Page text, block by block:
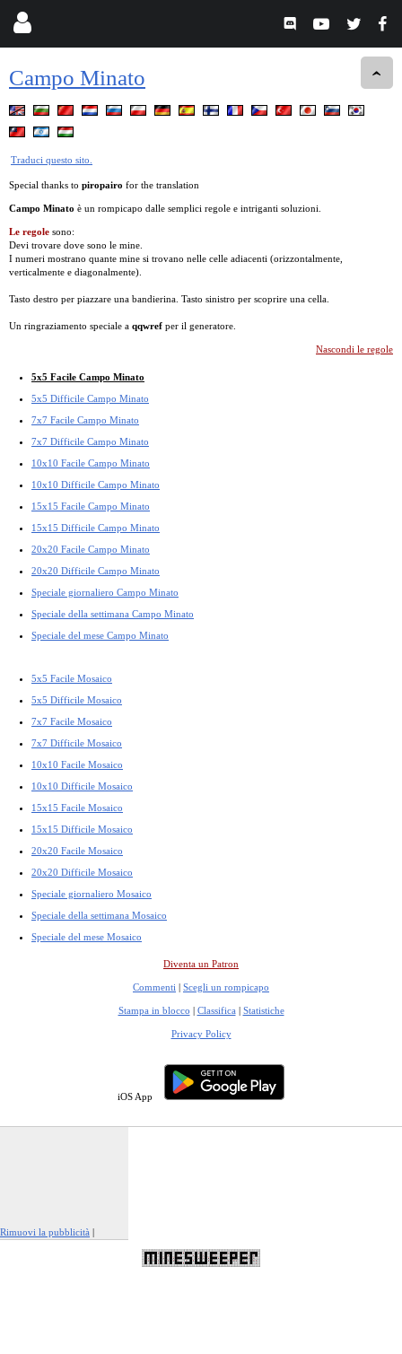
Campo Minato
Traduci questo sito.
Special thanks to piropairo for the translation
Campo Minato è un rompicapo dalle semplici regole e intriganti soluzioni.
Le regole sono:
Devi trovare dove sono le mine.
I numeri mostrano quante mine si trovano nelle celle adiacenti (orizzontalmente,
verticalmente e diagonalmente).
Tasto destro per piazzare una bandierina. Tasto sinistro per scoprire una cella.
Un ringraziamento speciale a qqwref per il generatore.
Nascondi le regole
5x5 Facile Campo Minato
5x5 Difficile Campo Minato
7x7 Facile Campo Minato
7x7 Difficile Campo Minato
10x10 Facile Campo Minato
10x10 Difficile Campo Minato
15x15 Facile Campo Minato
15x15 Difficile Campo Minato
20x20 Facile Campo Minato
20x20 Difficile Campo Minato
Speciale giornaliero Campo Minato
Speciale della settimana Campo Minato
Speciale del mese Campo Minato
5x5 Facile Mosaico
5x5 Difficile Mosaico
7x7 Facile Mosaico
7x7 Difficile Mosaico
10x10 Facile Mosaico
10x10 Difficile Mosaico
15x15 Facile Mosaico
15x15 Difficile Mosaico
20x20 Facile Mosaico
20x20 Difficile Mosaico
Speciale giornaliero Mosaico
Speciale della settimana Mosaico
Speciale del mese Mosaico
Diventa un Patron
Commenti | Scegli un rompicapo
Stampa in blocco | Classifica | Statistiche
Privacy Policy
iOS App
Rimuovi la pubblicità |